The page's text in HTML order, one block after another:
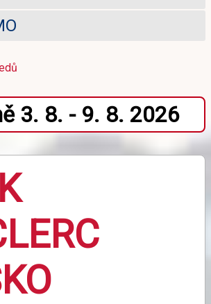
3. 8. - 9. 8. 2026